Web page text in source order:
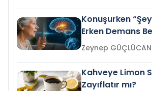
Konuşurken
Erken Demans
mi?
Zeynep GÜÇLÜCAN
Kahveye Limon
Zayıflatır mı?